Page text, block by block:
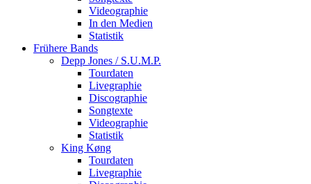
Videographie
In den Medien
Statistik
Frühere Bands
Depp Jones / S.U.M.P.
Tourdaten
Livegraphie
Discographie
Songtexte
Videographie
Statistik
King Køng
Tourdaten
Livegraphie